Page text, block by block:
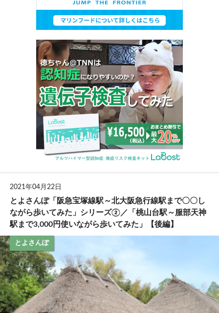
2021年04月22日
とよさんぽ「阪急宝塚線駅～北大阪急行線駅まで〇〇し
ながら歩いてみた」シリーズ②／「桃山台駅～服部天神
駅まで3,000円使いながら歩いてみた」【後編】
とよさんぽ